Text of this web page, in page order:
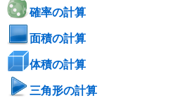
確率の計算
面積の計算
体積の計算
三角形の計算